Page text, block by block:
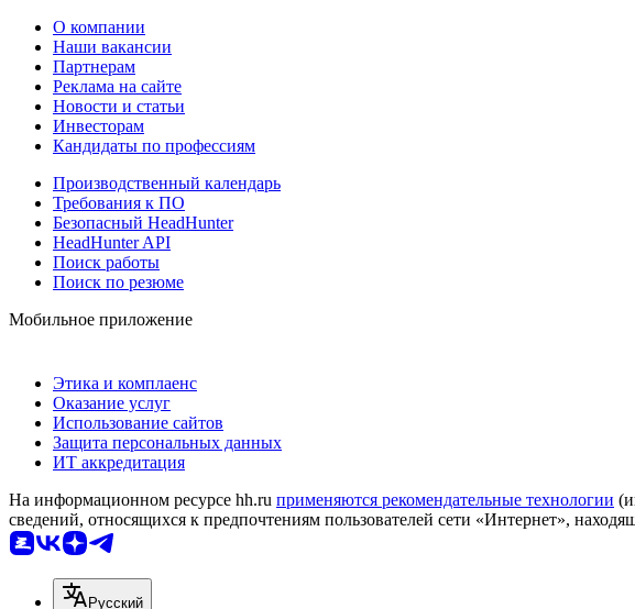
О компании
Наши вакансии
Партнерам
Реклама на сайте
Новости и статьи
Инвесторам
Кандидаты по профессиям
Производственный календарь
Требования к ПО
Безопасный HeadHunter
HeadHunter API
Поиск работы
Поиск по резюме
Мобильное приложение
Этика и комплаенс
Оказание услуг
Использование сайтов
Защита персональных данных
ИТ аккредитация
На информационном ресурсе hh.ru применяются рекомендательные технологии
сведений, относящихся к предпочтениям пользователей сети «Интернет»,
Русский